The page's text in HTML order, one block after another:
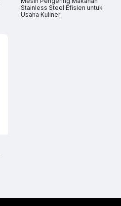
Stainless Steel Efisien untuk
Usaha Kuliner